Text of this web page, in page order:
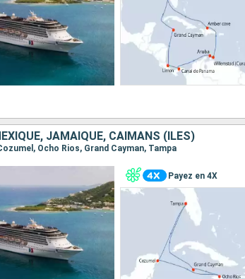
JAMAÏQUE, CAÏMANS (ÎLES)
Ocho Rios, Grand Cayman, Tampa
Payez en 4X